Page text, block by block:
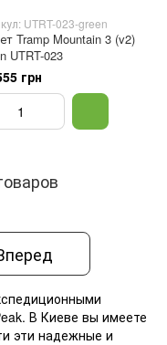
UTRT-023-green
Tramp Mountain 3 (v2)
UTRT-023
грн
В Киеве вы имеете
эти надежные и